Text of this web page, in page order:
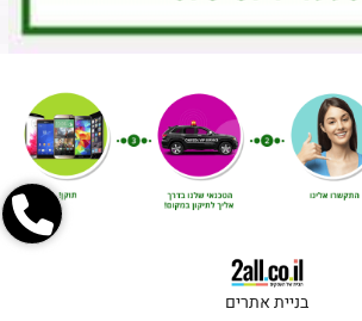
בניית אתרים